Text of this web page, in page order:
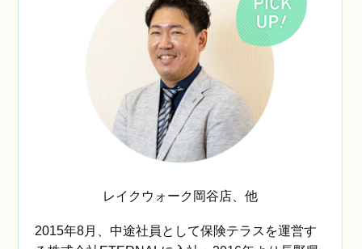
レイクウォーク岡谷店 、他
2015年8月、中途社員として保険テラスを運営す